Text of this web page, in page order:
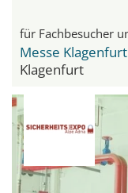
für Fachbesucher
Messe Klagenfurt
Klagenfurt